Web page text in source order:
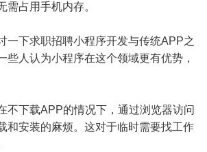
需占用手机内存。
一下求职招聘小程序开发与传统APP之
些人认为小程序在这个领域更有优势，
不下载APP的情况下，通过浏览器访问
和安装的麻烦。这对于临时需要找工作